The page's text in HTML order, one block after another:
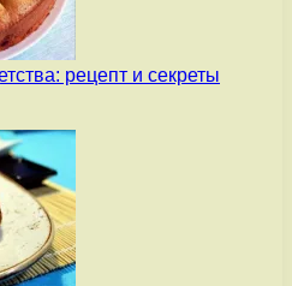
рецепт и секреты